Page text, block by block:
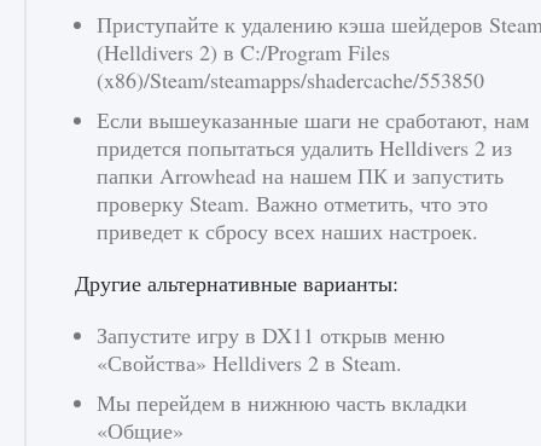
Как исправить ошибку EA FC 25 beta,
которая не работает
Приступайте к удалению кэша шейдеров
(Helldivers 2) в C:/Program Files
(x86)/Steam/steamapps/shadercache/553850
Если вышеуказанные шаги не сработают, нам
придется попытаться удалить Helldivers 2 из
папки Arrowhead на нашем ПК и запустить
проверку Steam. Важно отметить, что это
приведет к сбросу всех наших настроек.
Другие альтернативные варианты:
Запустите игру в DX11 открыв меню
«Свойства» Helldivers 2 в Steam.
Мы перейдем в нижнюю часть вкладки
«Общие»